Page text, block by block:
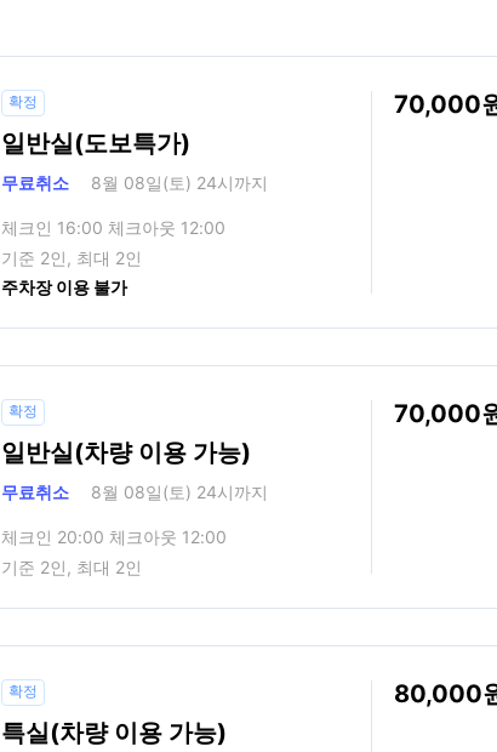
확정
일반실(도보특가)
무료취소 8월 08일(토) 24시까지
체크인 16:00 체크아웃 12:00
기준 2인, 최대 2인
주차장 이용 불가
70,000
확정
일반실(차량 이용 가능)
무료취소 8월 08일(토) 24시까지
체크인 20:00 체크아웃 12:00
기준 2인, 최대 2인
70,000
확정
특실(차량 이용 가능)
80,000